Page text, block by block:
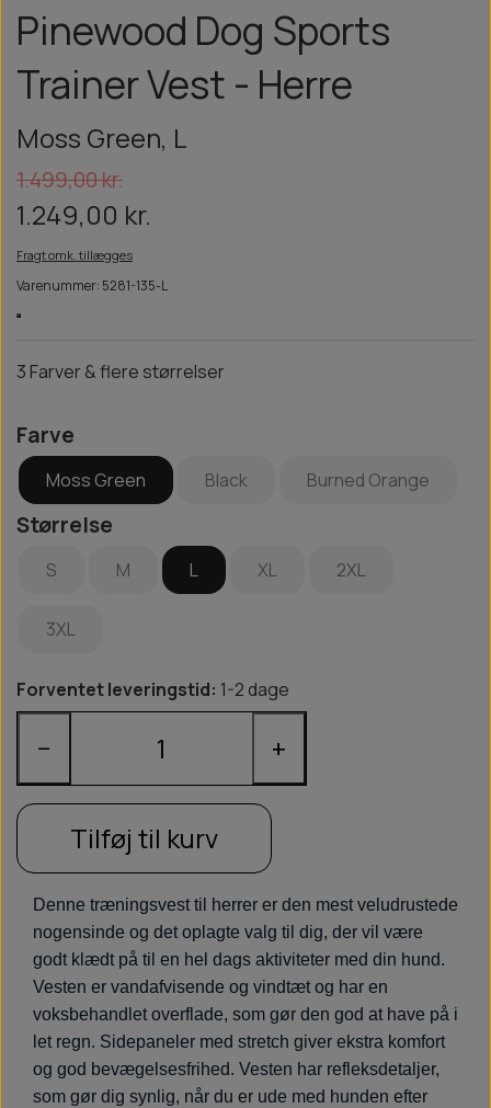
Pinewood Dog Sports
Trainer Vest - Herre
Moss Green, L
1.499,00 kr.
1.249,00 kr.
Fragt omk. tillægges
Varenummer: 5281-135-L
3 Farver & flere størrelser
Farve
Moss Green Black Burned Orange
Størrelse
S M L XL 2XL
3XL
Forventet leveringstid: 1-2 dage
− +
Tilføj til kurv
Denne træningsvest til herrer er den mest veludrustede
nogensinde og det oplagte valg til dig, der vil være
godt klædt på til en hel dags aktiviteter med din hund.
Vesten er vandafvisende og vindtæt og har en
voksbehandlet overflade, som gør den god at have på i
let regn. Sidepaneler med stretch giver ekstra komfort
og god bevægelsesfrihed. Vesten har refleksdetaljer,
som gør dig synlig, når du er ude med hunden efter